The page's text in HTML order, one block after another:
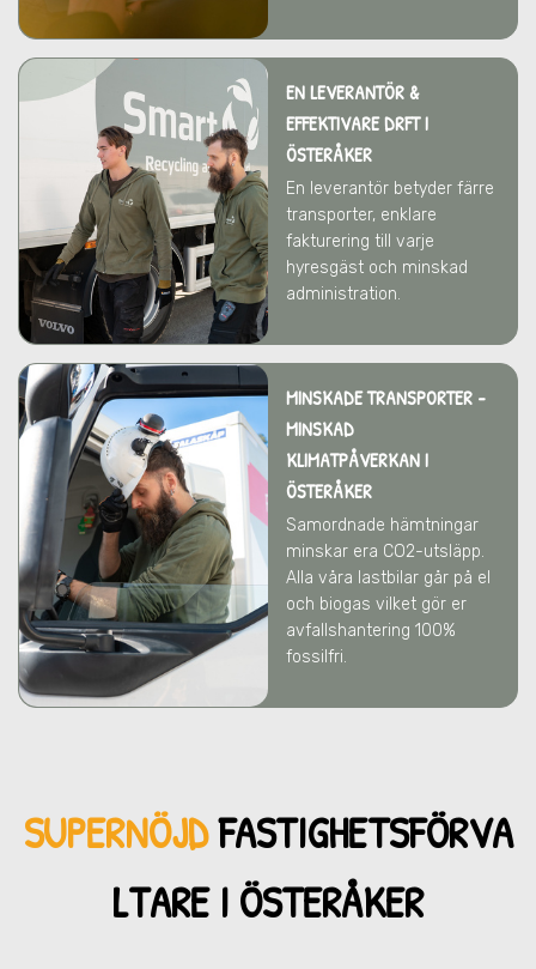
EN LEVERANTÖR &
EFFEKTIVARE DRFTI
ÖSTERÅKER
En leverantör betyder färre
transporter, enklare
fakturering till varje
hyresgäst och minskad
administration.
MINSKADE TRANSPORTER -
MINSKAD
KLIMATPÅVERKANI
ÖSTERÅKER
Samordnade hämtningar
minskar era CO2-utsläpp.
Alla våra lastbilar går på el
och biogas vilket gör er
avfallshantering 100%
fossilfri.
SUPERNÖJDFASTIGHETSFÖRVA
LTARE I ÖSTERÅKER